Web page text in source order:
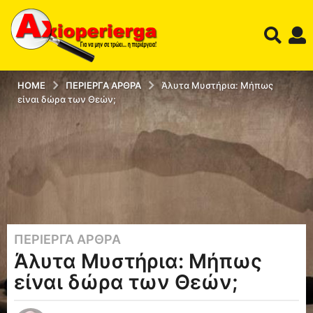
HOME ΠΕΡΊΕΡΓΑ ΆΡΘΡΑ
Άλυτα Μυστήρια: Μήπως
είναι δώρα των Θεών;
1
2
τ
ΠΕΡΊΕΡΓΑ ΆΡΘΡΑ
Άλυτα Μυστήρια: Μήπως
είναι δώρα των Θεών;